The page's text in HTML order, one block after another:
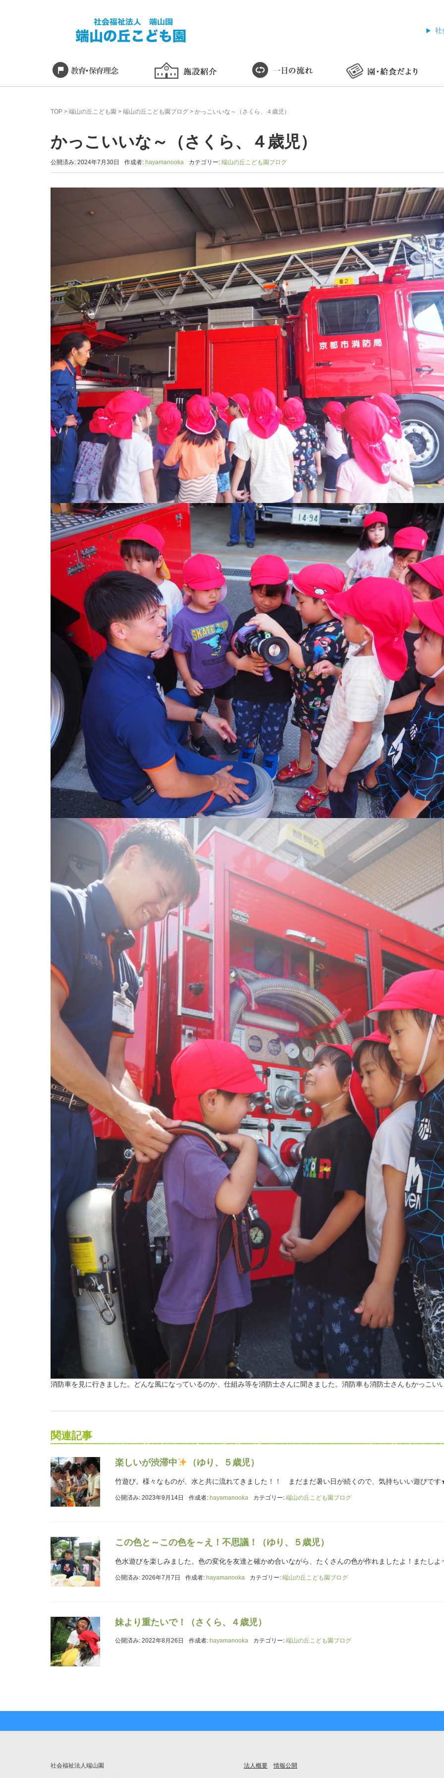
社
TOP > 端山の丘こども園 > 端山の丘こども園ブログ > かっこいいな～（さくら、４歳児）
かっこいいな～（さくら、４歳児）
公開済み: 2024年7月30日 作成者: hayamanooka カテゴリー: 端山の丘こども園ブログ
消防車を見に行きました。どんな風になっているのか、仕組み等を消防士さんに聞きました。消防車も消防士さんもかっこい
関連記事
楽しいが渋滞中 （ゆり、５歳児）
竹遊び。様々なものが、水と共に流れてきました！！ まだまだ暑い日が続くので、気持ちいい遊びで
公開済み: 2023年9月14日 作成者: hayamanooka カテゴリー: 端山の丘こども園ブログ
この色と～この色を～え！不思議！（ゆり、５歳児）
色水遊びを楽しみました。色の変化を友達と確かめ合いながら、たくさんの色が作れましたよ！またしよ
公開済み: 2026年7月7日 作成者: hayamanooka カテゴリー: 端山の丘こども園ブログ
妹より重たいで！（さくら、４歳児）
公開済み: 2022年8月26日 作成者: hayamanooka カテゴリー: 端山の丘こども園ブログ
社会福祉法人端山園 法人概要 情報公開